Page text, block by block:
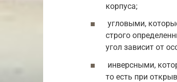
корпуса;
угловыми,
строго
угол зависит от
инверсными,
то есть при